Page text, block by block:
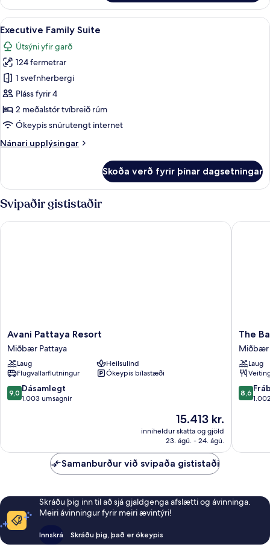
Superior
(No
View)
Twin
bed
Skoða
allar
myndir
fyrir
Executive
Family
Suite
Executive Family Suite | Míníbar,
12
Executive Family Suite
Útsýni yfir garð
124 fermetrar
1 svefnherbergi
Pláss fyrir 4
2 meðalstór tvíbreið rúm
Ókeypis snúrutengt internet
Nánari upplýsingar
Nánari
Family
Suite
Skoða verð fyrir þínar dagsetningar
Svipaðir gististaðir
Avani
Pattaya
Resort
Miðbær
Pattaya
Avani Pattaya Resort
Miðbær Pattaya
Laug
Heilsulind
Flugvallarflutningur
Ókeypis bílastæði
9.0
af
9,0 Dásamlegt
1.003 umsagnir
Verðið
er
15.413 kr.
15.413 kr.
inniheldur skatta og gjöld
23. ágú. - 24. ágú.
Avani Pattaya Resort
The
Bayview
Hotel
Pattaya
Miðbær
Pattaya
The
Miðbær
Laug
8.6
af
8,6
The
Samanburður við svipaða gististaði
Skráðu þig inn til að sjá gjaldgenga afslætti og ávinninga.
Meiri ávinningur fyrir meiri ævintýri!
Innskrá Skráðu þig, það er ókeypis